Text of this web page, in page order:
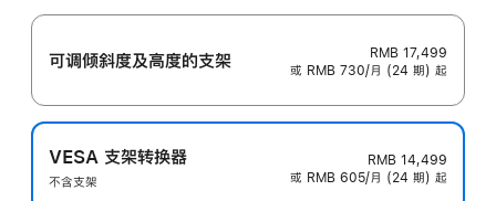
可调倾斜度及高‍度的支‍架
RMB 17,499
或 RMB 730/月 (24 期) 起
VESA 支架转换器
不含支架
RMB 14,499
或 RMB 605/月 (24 期) 起